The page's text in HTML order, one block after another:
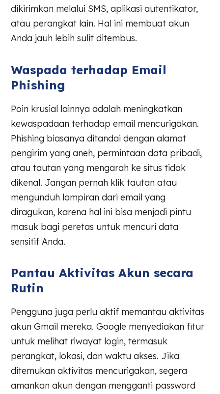
dikirimkan melalui SMS, aplikasi autentikator,
atau perangkat lain. Hal ini membuat akun
Anda jauh lebih sulit ditembus.
Waspada terhadap Email
Phishing
Poin krusial lainnya adalah meningkatkan
kewaspadaan terhadap email mencurigakan.
Phishing biasanya ditandai dengan alamat
pengirim yang aneh, permintaan data pribadi,
atau tautan yang mengarah ke situs tidak
dikenal. Jangan pernah klik tautan atau
mengunduh lampiran dari email yang
diragukan, karena hal ini bisa menjadi pintu
masuk bagi peretas untuk mencuri data
sensitif Anda.
Pantau Aktivitas Akun secara
Rutin
Pengguna juga perlu aktif memantau aktivitas
akun Gmail mereka. Google menyediakan fitur
untuk melihat riwayat login, termasuk
perangkat, lokasi, dan waktu akses. Jika
ditemukan aktivitas mencurigakan, segera
amankan akun dengan mengganti password